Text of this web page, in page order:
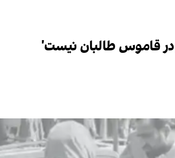
در قاموس طالبان نیست'